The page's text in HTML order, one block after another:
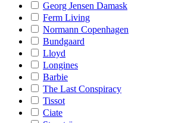
Georg Jensen Damask
Ferm Living
Normann Copenhagen
Bundgaard
Lloyd
Longines
Barbie
The Last Conspiracy
Tissot
Ciate